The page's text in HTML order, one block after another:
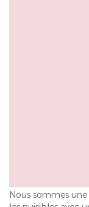
Nous sommes